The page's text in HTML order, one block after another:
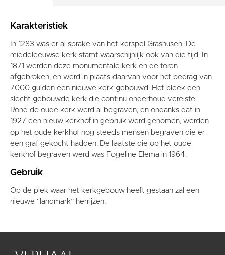
Vaktaal
Karakteristiek
In 1283 was er al sprake van het kerspel Grashusen. De
middeleeuwse kerk stamt waarschijnlijk ook van die tijd. In
1871 werden deze monumentale kerk en de toren
afgebroken, en werd in plaats daarvan voor het bedrag van
7000 gulden een nieuwe kerk gebouwd. Het bleek een
slecht gebouwde kerk die continu onderhoud vereiste.
Rond de oude kerk werd al begraven, en ondanks dat in
1927 een nieuw kerkhof in gebruik werd genomen, werden
op het oude kerkhof nog steeds mensen begraven die er
een graf gekocht hadden. De laatste die op het oude
kerkhof begraven werd was Fogeline Elema in 1964.
Gebruik
Op de plek waar het kerkgebouw heeft gestaan zal een
nieuwe “landmark” herrijzen.